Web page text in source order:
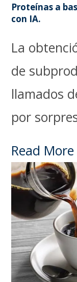
Proteínas a
con IA.
La
de
llamados
por
Read More